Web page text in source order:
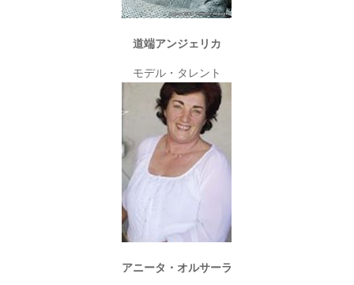
道端アンジェリカ
モデル・タレント
アニータ・オルサーラ